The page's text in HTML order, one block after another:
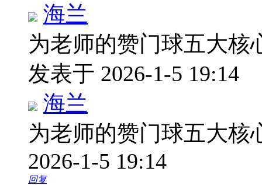
海兰
为老师的赞门球五大
发表于 2026-1-5 19:14
海兰
为老师的赞门球五大
2026-1-5 19:14
回复